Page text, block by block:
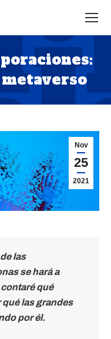
aquí:
Nov
25
2021
las
se hará a
qué
las grandes
por él.